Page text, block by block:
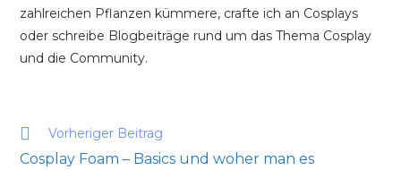
zahlreichen Pflanzen kümmere, crafte ich an Cosplays
oder schreibe Blogbeiträge rund um das Thema Cosplay
und die Community.
Vorheriger Beitrag
Cosplay Foam – Basics und woher man es